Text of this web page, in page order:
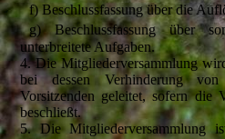
f) Beschlussfassung über die
g) Beschlussfassung über
unterbreitete Aufgaben.
4. Die Mitgliederversammlung
bei dessen Verhinderung von
Vorsitzenden geleitet, sofern die
beschließt.
5. Die Mitgliederversammlung